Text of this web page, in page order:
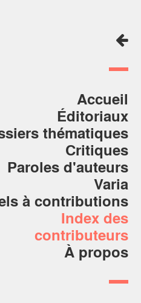
Accueil
Éditoriaux
thématiques
Critiques
Paroles d'auteurs
Varia
à contributions
Index des
contributeurs
À propos